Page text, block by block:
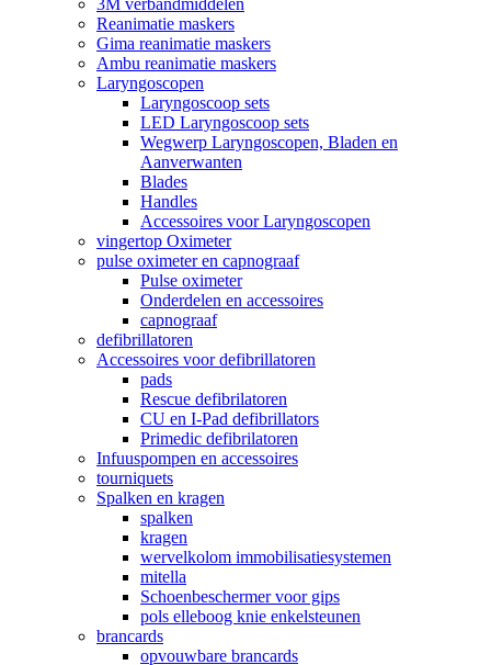
Reanimatie maskers
Gima reanimatie maskers
Ambu reanimatie maskers
Laryngoscopen
Laryngoscoop sets
LED Laryngoscoop sets
Wegwerp Laryngoscopen, Bladen en
Aanverwanten
Blades
Handles
Accessoires voor Laryngoscopen
vingertop Oximeter
pulse oximeter en capnograaf
Pulse oximeter
Onderdelen en accessoires
capnograaf
defibrillatoren
Accessoires voor defibrillatoren
pads
Rescue defibrilatoren
CU en I-Pad defibrillators
Primedic defibrilatoren
Infuuspompen en accessoires
tourniquets
Spalken en kragen
spalken
kragen
wervelkolom immobilisatiesystemen
mitella
Schoenbeschermer voor gips
pols elleboog knie enkelsteunen
brancards
opvouwbare brancards